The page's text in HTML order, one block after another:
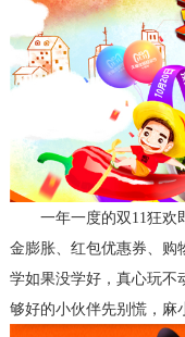
一年一度的双 11狂欢
金膨胀、红包优惠券、购
学如果没学好，真心玩不
够好的小伙伴先别慌， 麻